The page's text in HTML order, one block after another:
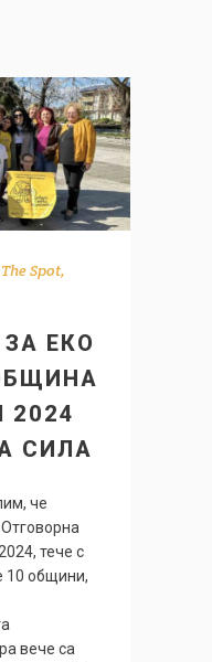
The Spot,
ЕКО
2024
СИЛА
че
тече с
10 общини,
вече са